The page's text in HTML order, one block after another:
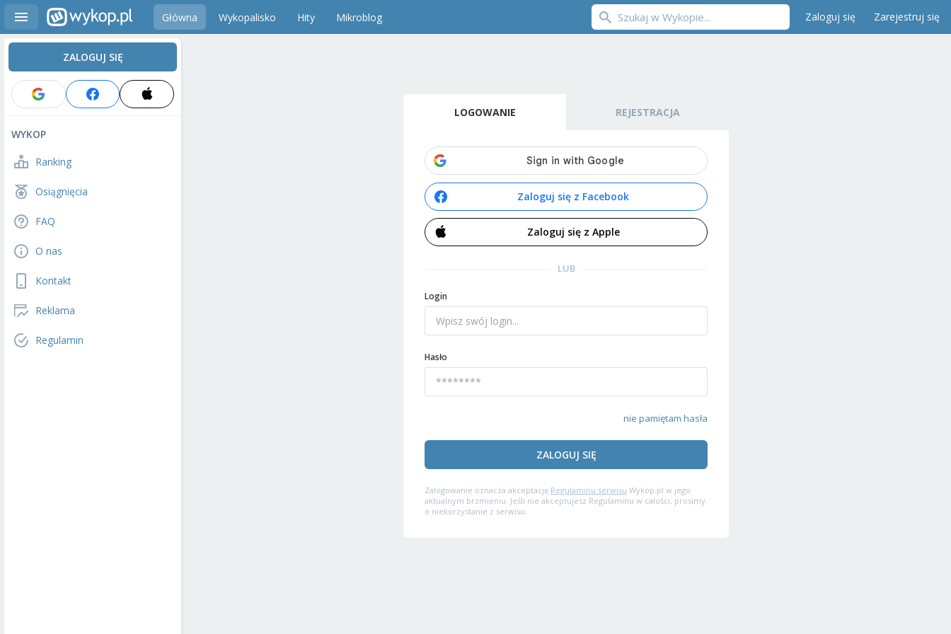
Główna Wykopalisko Hity Mikroblog Zaloguj się Zarejestruj się
ZALOGUJ SIĘ
WYKOP
Ranking
Osiągnięcia
FAQ
O nas
Kontakt
Reklama
Regulamin
LOGOWANIE REJESTRACJA
Zaloguj się z Facebook
Zaloguj się z Apple
LUB
Login
Hasło
nie pamiętam hasła
ZALOGUJ SIĘ
Zalogowanie oznacza akceptację Regulaminu serwisu Wykop.pl w jego
aktualnym brzmieniu. Jeśli nie akceptujesz Regulaminu w całości, prosimy
o niekorzystanie z serwisu.